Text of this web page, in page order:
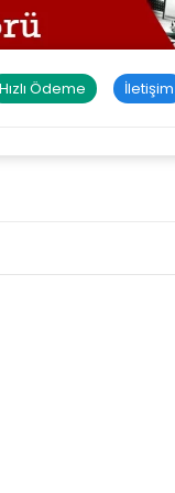
Hızlı Ödeme İletişim